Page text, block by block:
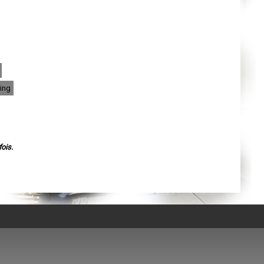
Lyon
Vesoul